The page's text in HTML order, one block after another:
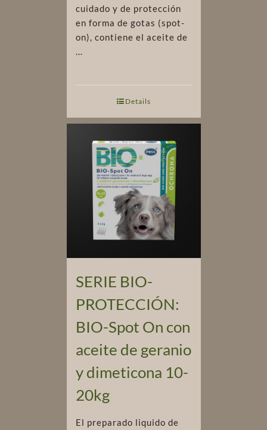
cuidado y de protección
en forma de gotas (spot-
on), contiene el aceite de
...
Details
SERIE BIO-
PROTECCIÓN:
BIO-Spot On con
aceite de geranio
y dimeticona 10-
20kg
El preparado liquido de